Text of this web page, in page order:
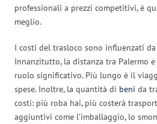
professionali a prezzi competitivi, è
meglio.
I costi del trasloco sono influenzati
Innanzitutto, la distanza tra Palermo
ruolo significativo. Più lungo è il
spese. Inoltre, la quantità di beni da
costi: più roba hai, più costerà
aggiuntivi come l’imballaggio, lo